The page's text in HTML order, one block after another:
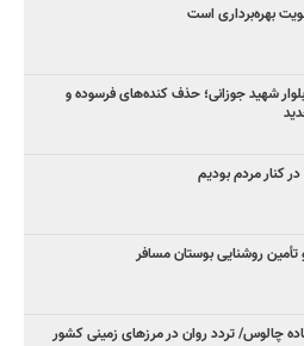
بهره‌برداری است
شهید جوزانی؛ حذف کنده‌های فرسوده و
کنار مردم بودیم
روشنایی بوستان مسافر
چالوس/ تردد روان در مرزهای زمینی کشور